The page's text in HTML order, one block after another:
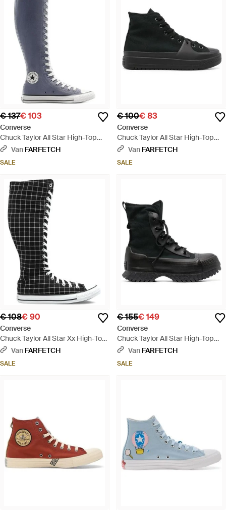
€ 137€ 103
Converse
Chuck Taylor All Star High-Top
Sneakers - Blauw
Van FARFETCH
SALE
€ 100€ 83
Converse
Chuck Taylor All Star High-Top
Sneakers - Zwart
Van FARFETCH
SALE
€ 108€ 90
Converse
Chuck Taylor All Star Xx High-Top
Sneakers - Zwart
Van FARFETCH
SALE
€ 155€ 149
Converse
Chuck Taylor All Star High-Top
Sneakers - Zwart
Van FARFETCH
SALE